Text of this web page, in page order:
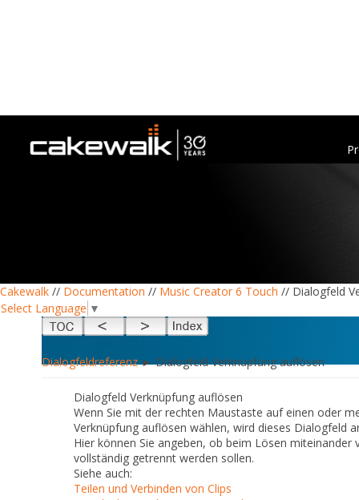
Cakewalk // Documentation // Music Creator 6 Touch // Dialogfeld
Select Language ▼
Dialogfeldreferenz► Dialogfeld Verknüpfung auflösen
Dialogfeld Verknüpfung auflösen
Wenn Sie mit der rechten Maustaste auf einen oder
Verknüpfung auflösen wählen, wird dieses Dialogfeld
Hier können Sie angeben, ob beim Lösen
vollständig getrennt werden sollen.
Siehe auch:
Teilen und Verbinden von Clips